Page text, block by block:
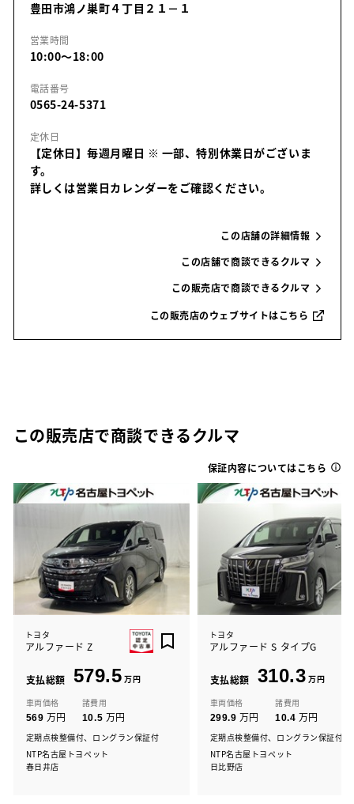
豊田市鴻ノ巣町４丁目２１－１
営業時間
10:00～18:00
電話番号
0565-24-5371
定休日
【定休日】毎週月曜日 ※ 一部、特別休業日がございま
す。
詳しくは営業日カレンダーをご確認ください。
この店舗の詳細情報
この店舗で商談できるクルマ
この販売店で商談できるクルマ
この販売店のウェブサイトはこちら
この販売店で商談できるクルマ
保証内容についてはこちら
トヨタ
アルファード Z
支払総額 579.5 万円
車両価格
569 万円
諸費用
10.5 万円
定期点検整備付、ロングラン保証付
NTP名古屋トヨペット
春日井店
トヨタ
アルファード S タイプG
支払総額 310.3 万円
車両価格
299.9 万円
諸費用
10.4 万円
定期点検整備付、ロングラン保証付
NTP名古屋トヨペット
日比野店